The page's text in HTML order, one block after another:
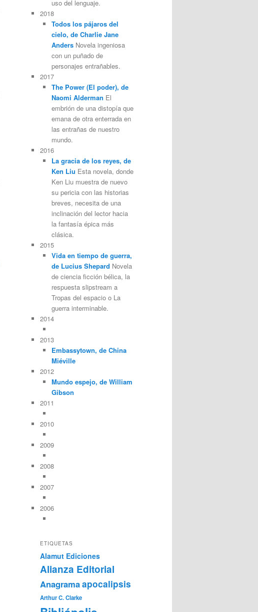
uso del lenguaje.
2018
Todos los pájaros del
cielo, de Charlie Jane
AndersNovela ingeniosa
con un puñado de
personajes entrañables.
2017
The Power (El poder), de
Naomi Alderman El
embrión de una distopía que
emana de otra enterrada en
las entrañas de nuestro
mundo.
2016
La gracia de los reyes, de
Ken Liu Esta novela, donde
Ken Liu muestra de nuevo
su pericia con las historias
breves, necesita de una
inclinación del lector hacia
la fantasía épica más
clásica.
2015
Vida en tiempo de guerra,
de Lucius Shepard Novela
de ciencia ficción bélica, la
respuesta slipstream a
Tropas del espacio o La
guerra interminable.
2014
2013
Embassytown, de China
Miéville
2012
Mundo espejo, de William
Gibson
2011
2010
2009
2008
2007
2006
ETIQUETAS
Alamut Ediciones
Alianza Editorial
Anagramaapocalipsis
Arthur C. Clarke